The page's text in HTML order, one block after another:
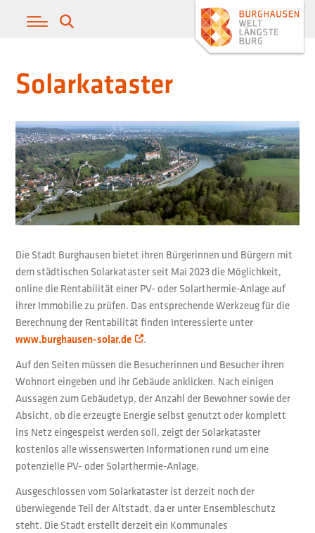
Solarkataster
Die Stadt Burghausen bietet ihren Bürgerinnen und Bürgern mit
dem städtischen Solarkataster seit Mai 2023 die Möglichkeit,
online die Rentabilität einer PV- oder Solarthermie-Anlage auf
ihrer Immobilie zu prüfen. Das entsprechende Werkzeug für die
Berechnung der Rentabilität finden Interessierte unter
www.burghausen-solar.de
.
Auf den Seiten müssen die Besucherinnen und Besucher ihren
Wohnort eingeben und ihr Gebäude anklicken. Nach einigen
Aussagen zum Gebäudetyp, der Anzahl der Bewohner sowie der
Absicht, ob die erzeugte Energie selbst genutzt oder komplett
ins Netz eingespeist werden soll, zeigt der Solarkataster
kostenlos alle wissenswerten Informationen rund um eine
potenzielle PV- oder Solarthermie-Anlage.
Ausgeschlossen vom Solarkataster ist derzeit noch der
überwiegende Teil der Altstadt, da er unter Ensembleschutz
steht. Die Stadt erstellt derzeit ein Kommunales